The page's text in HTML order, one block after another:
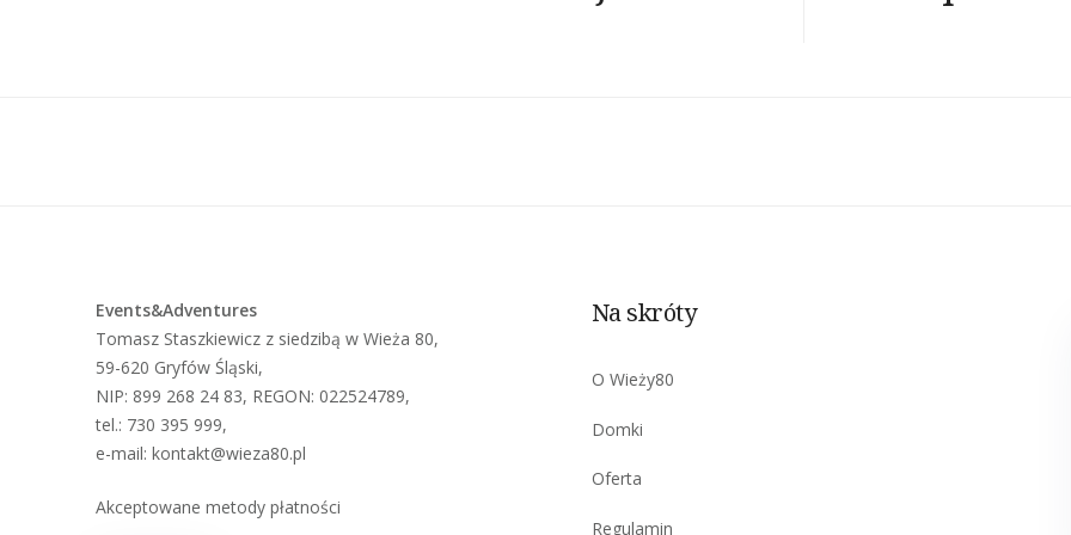
Events&Adventures
Tomasz Staszkiewicz z siedzibą w Wieża 80,
59-620 Gryfów Śląski,
NIP: 899 268 24 83, REGON: 022524789,
tel.: 730 395 999,
e-mail: kontakt@wieza80.pl
Akceptowane metody płatności
Na skróty
O Wieży80
Domki
Oferta
Regulamin